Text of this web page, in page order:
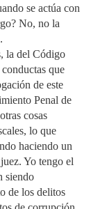
se actúa con
No, no la
la del Código
que
de este
Penal de
cosas
lo que
haciendo un
Yo tengo el
siendo
de los delitos